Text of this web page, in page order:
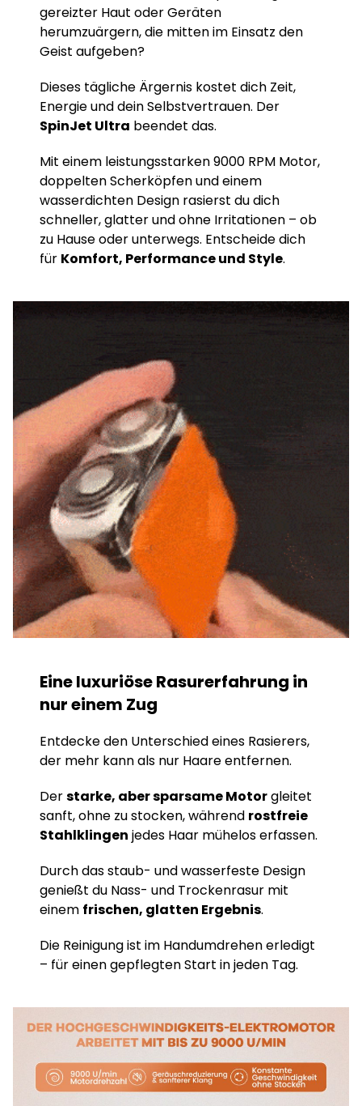
gereizter Haut oder Geräten
herumzuärgern, die mitten im Einsatz den
Geist aufgeben?
Dieses tägliche Ärgernis kostet dich Zeit,
Energie und dein Selbstvertrauen. Der
SpinJet Ultra beendet das.
Mit einem leistungsstarken 9000 RPM Motor,
doppelten Scherköpfen und einem
wasserdichten Design rasierst du dich
schneller, glatter und ohne Irritationen – ob
zu Hause oder unterwegs. Entscheide dich
für Komfort, Performance und Style.
Eine luxuriöse Rasurerfahrung in
nur einem Zug
Entdecke den Unterschied eines Rasierers,
der mehr kann als nur Haare entfernen.
Derstarke, aber sparsame Motorgleitet
sanft, ohne zu stocken, während rostfreie
Stahlklingen jedes Haar mühelos erfassen.
Durch das staub- und wasserfeste Design
genießt du Nass- und Trockenrasur mit
einem frischen, glatten Ergebnis.
Die Reinigung ist im Handumdrehen erledigt
– für einen gepflegten Start in jeden Tag.